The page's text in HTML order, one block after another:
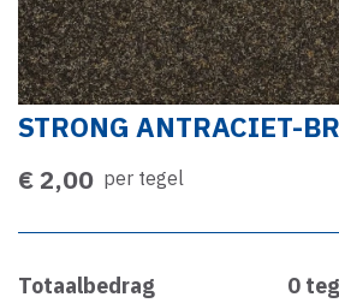
STRONG ANTRACIET-
€ 2,00 per tegel
Totaalbedrag
0